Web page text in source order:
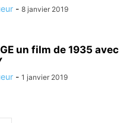
- 8 janvier 2019
un film de 1935 avec
- 1 janvier 2019